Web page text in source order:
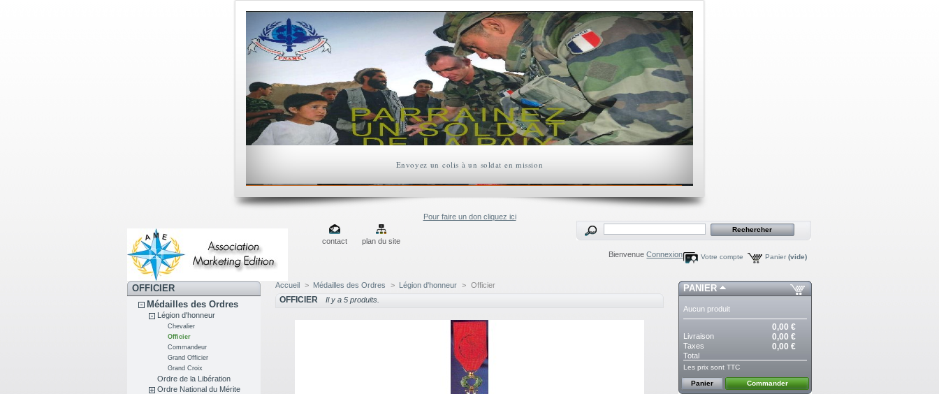
Envoyez un colis à un soldat en mission
Pour faire un don cliquez ici
contact plan du site
Panier(vide)
Votre compte
BienvenueConnexion
OFFICIER
Médailles des Ordres
Légion d'honneur
Chevalier
Officier
Commandeur
Grand Officier
Grand Croix
Ordre de la Libération
Ordre National du Mérite
Accueil > Médailles des Ordres > Légion d'honneur > Officier
OFFICIER Il y a 5 produits.
PANIER
Aucun produit
0,00 €
Livraison 0,00 €
Taxes 0,00 €
Total
Les prix sont TTC
Panier Commander